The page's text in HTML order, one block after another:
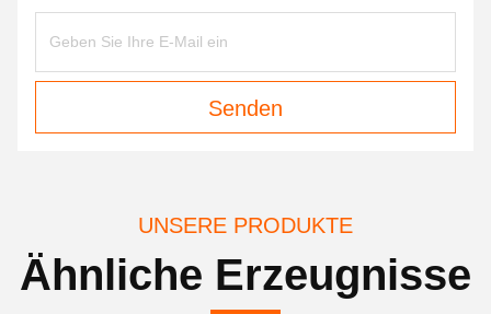
Senden
UNSERE PRODUKTE
Ähnliche Erzeugnisse